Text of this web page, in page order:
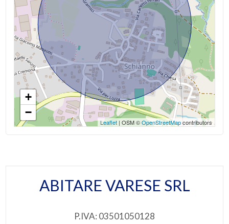
+
−
Leaflet| OSM ©OpenStreetMapcontributors
ABITARE VARESE SRL
P.IVA: 03501050128
2
3
4
5
opzioni